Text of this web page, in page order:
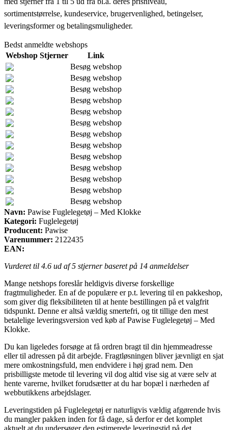
sortimentstørrelse, kundeservice, brugervenlighed, betingelser,
leveringsformer og betalingsmuligheder.
Bedst anmeldte webshops
Webshop Stjerner
Link
Besøg webshop
Besøg webshop
Besøg webshop
Besøg webshop
Besøg webshop
Besøg webshop
Besøg webshop
Besøg webshop
Besøg webshop
Besøg webshop
Besøg webshop
Besøg webshop
Besøg webshop
Navn: Pawise Fuglelegetøj – Med Klokke
Kategori: Fuglelegetøj
Producent: Pawise
Varenummer: 2122435
EAN:
Vurderet til 4.6 ud af 5 stjerner baseret på 14 anmeldelser
Mange netshops foreslår heldigvis diverse forskellige
fragtmuligheder. En af de populære er p.t. levering til en pakkeshop,
som giver dig fleksibiliteten til at hente bestillingen på et valgfrit
tidspunkt. Denne er altså vældig smertefri, og tit tillige den mest
betalelige leveringsversion ved køb af Pawise Fuglelegetøj – Med
Klokke.
Du kan ligeledes forsøge at få ordren bragt til din hjemmeadresse
eller til adressen på dit arbejde. Fragtløsningen bliver jævnligt en sjat
mere omkostningsfuld, men endvidere i høj grad nem. Den
prisbilligste metode til levering vil dog altid vise sig at være selv at
hente varerne, hvilket forudsætter at du har bopæl i nærheden af
webbutikkens arbejdslager.
Leveringstiden på Fuglelegetøj er naturligvis vældig afgørende hvis
du mangler pakken inden for få dage, så derfor er det komplet
aktuelt at du undersøger den estimerede leveringstid på det